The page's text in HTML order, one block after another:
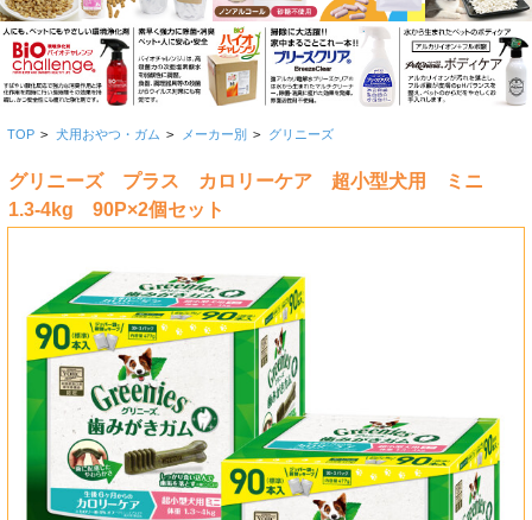
TOP > 犬用おやつ・ガム > メーカー別 > グリニーズ
グリニーズ プラス カロリーケア 超小型犬用 ミニ
1.3-4kg 90P×2個セット